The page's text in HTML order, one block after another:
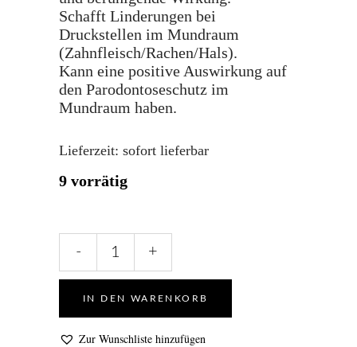
Schafft Linderungen bei
Druckstellen im Mundraum
(Zahnfleisch/Rachen/Hals).
Kann eine positive Auswirkung auf
den Parodontoseschutz im
Mundraum haben.
Lieferzeit: sofort lieferbar
9 vorrätig
Propolisplus
Propolis
Mundspray
20ml
Flasche
- +
IN DEN WARENKORB
Zur Wunschliste hinzufügen